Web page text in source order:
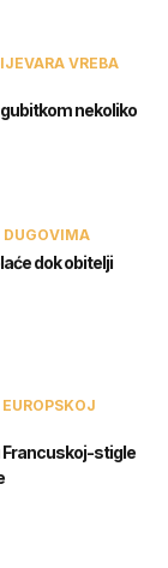
VREBA
nekoliko
DUGOVIMA
dok obitelji
Francuskoj-stigle